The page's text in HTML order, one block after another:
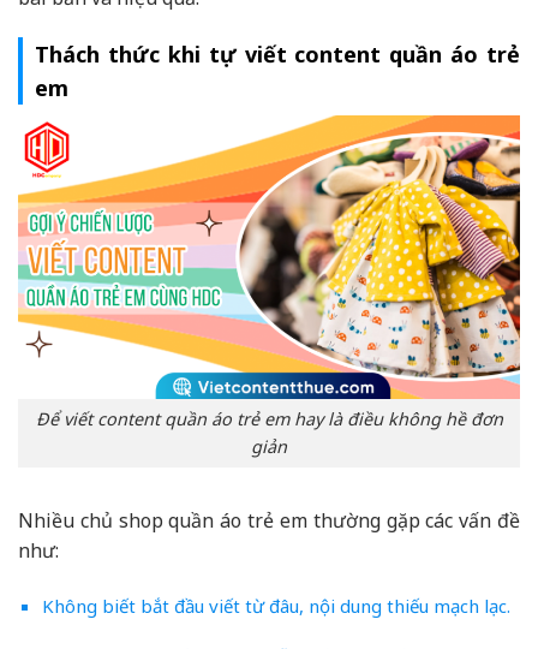
Thách thức khi tự viết content quần áo trẻ
em
Để viết content quần áo trẻ em hay là điều không hề đơn
giản
Nhiều chủ shop quần áo trẻ em thường gặp các vấn đề
như:
Không biết bắt đầu viết từ đâu, nội dung thiếu mạch lạc.